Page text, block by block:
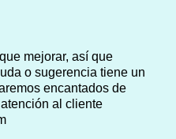
mejorar, así que
o sugerencia tiene un
encantados de
al cliente